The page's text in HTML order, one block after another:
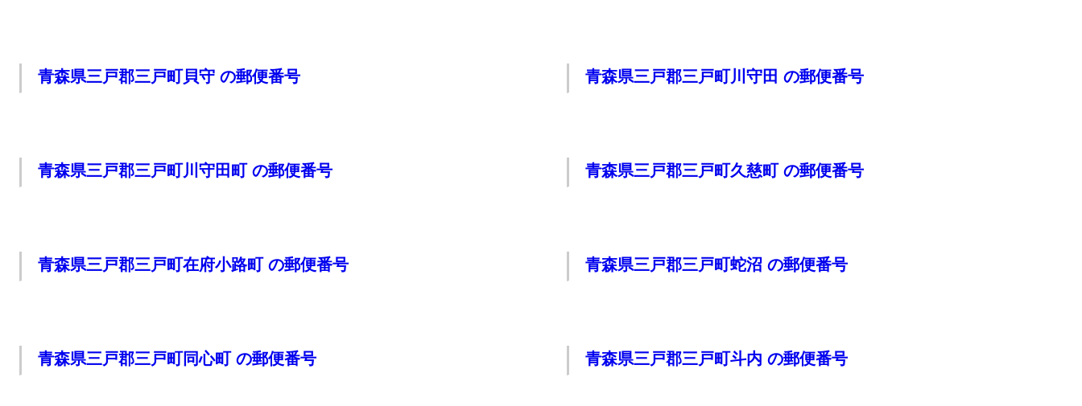
青森県三戸郡三戸町貝守 の郵便番号 青森県三戸郡三戸町川守田 の郵便番号
青森県三戸郡三戸町川守田町 の郵便番号 青森県三戸郡三戸町久慈町 の郵便番号
青森県三戸郡三戸町在府小路町 の郵便番号 青森県三戸郡三戸町蛇沼 の郵便番号
青森県三戸郡三戸町同心町 の郵便番号 青森県三戸郡三戸町斗内 の郵便番号